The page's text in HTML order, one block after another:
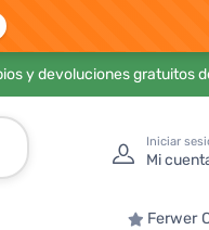
y devoluciones gratuitos
Iniciar
Mi
Ferwer